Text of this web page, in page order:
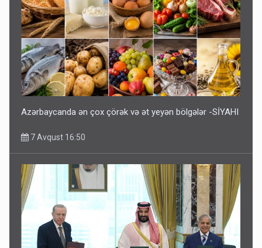
Azərbaycanda ən çox çörək və ət yeyən bölgələr -SİYAHI
7 Avqust 16:50